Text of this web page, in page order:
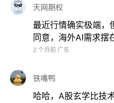
天网期权
最近行情确实极端，
同意，海外AI需求摆
2 个月前 广东
铁嘴鸭
哈哈，A股玄学比技